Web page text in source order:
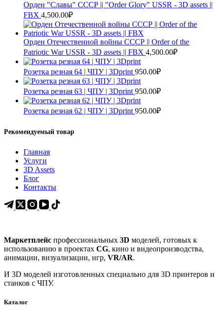
Орден "Славы" СССР || "Order Glory" USSR - 3D assets ||
FBX 4,500.00₽
Орден Отечественной войны СССР || Order of the
Patriotic War USSR - 3D assets || FBX 4,500.00₽
Розетка резная 64 | ЧПУ | 3Dprint 950.00₽
Розетка резная 63 | ЧПУ | 3Dprint 950.00₽
Розетка резная 62 | ЧПУ | 3Dprint 950.00₽
Рекомендуемый товар
Главная
Услуги
3D Assets
Блог
Контакты
Маркетплейс профессиональных 3D моделей, готовых к
использованию в проектах CG, кино и видеопроизводства,
анимации, визуализации, игр, VR/AR.
И 3D моделей изготовленных специально для 3D принтеров и
станков с ЧПУ.
Каталог